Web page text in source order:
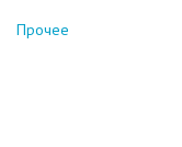
Прочее